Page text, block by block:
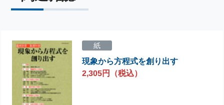
紙
現象から方程式を創り出す
2,305円（税込）